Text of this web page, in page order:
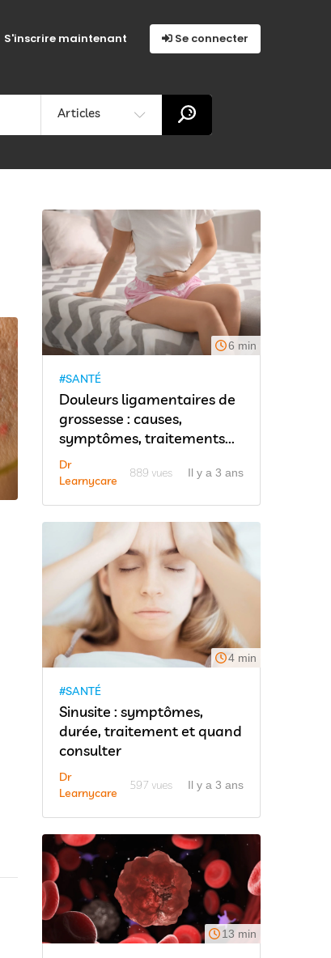
Se connecter
S'inscrire maintenant
Articles
6 min
#SANTÉ
Douleurs ligamentaires de
grossesse : causes,
symptômes, traitements...
Dr
Learnycare
889 vues Il y a 3 ans
4 min
#SANTÉ
Sinusite : symptômes,
durée, traitement et quand
consulter
Dr
Learnycare
597 vues Il y a 3 ans
13 min